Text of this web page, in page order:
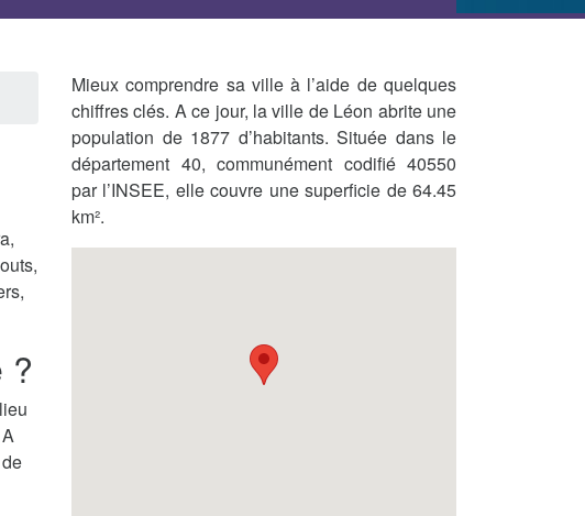
?
Mieux comprendre sa ville à l’aide de quelques
chiffres clés. A ce jour, la ville de Léon abrite une
population de 1877 d’habitants. Située dans le
département 40, communément codifié 40550
par l’INSEE, elle couvre une superficie de 64.45
km².